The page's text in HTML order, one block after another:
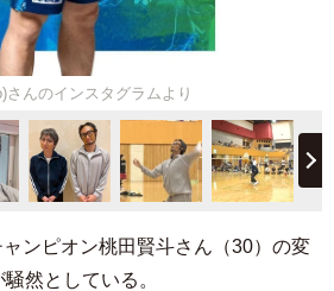
んのインスタグラムより
ンピオン桃田賢斗さん（30）の変
然としている。